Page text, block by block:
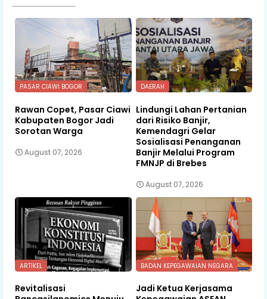
PASAR CIAWI BOGOR
Rawan Copet, Pasar Ciawi
Kabupaten Bogor Jadi
Sorotan Warga
August 07, 2026
DAERAH
Lindungi Lahan Pertanian
dari Risiko Banjir,
Kemendagri Gelar
Sosialisasi Penanganan
Banjir Melalui Program
FMNJP di Brebes
August 07, 2026
ARTIKEL
Revitalisasi
BADAN KEPEGAWAIAN NEGARA
Jadi Ketua Kerjasama